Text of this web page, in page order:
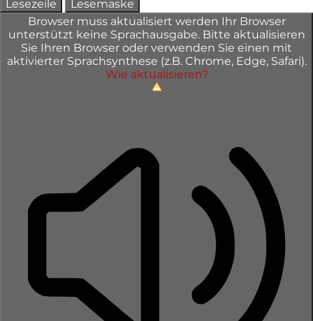
Lesezeile
Lesemaske
Browser muss aktualisiert werden Ihr Browser
unterstützt keine Sprachausgabe. Bitte aktualisieren
Sie Ihren Browser oder verwenden Sie einen mit
aktivierter Sprachsynthese (z.B. Chrome, Edge, Safari).
Wie aktualisieren?